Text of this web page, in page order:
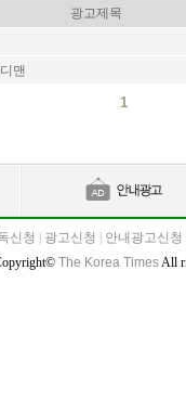
광고제목
맨
1
신청 광고신청 안내광고신청
The Korea TimesAll